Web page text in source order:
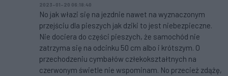
2023-01-20 06:18:40
No jak włazi się na jezdnie nawet na wyznaczonym
przejściu dla pieszych jak dziki to jest niebezpieczne.
Nie dociera do części pieszych, że samochód nie
zatrzyma się na odcinku 50 cm albo i krótszym. O
przechodzeniu cymbałów człekokształtnych na
czerwonym świetle nie wspominam. No przecież zdążę,